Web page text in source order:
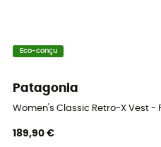
Eco-conçu
Patagonia
Women's Classic Retro-X Vest
189,90 €